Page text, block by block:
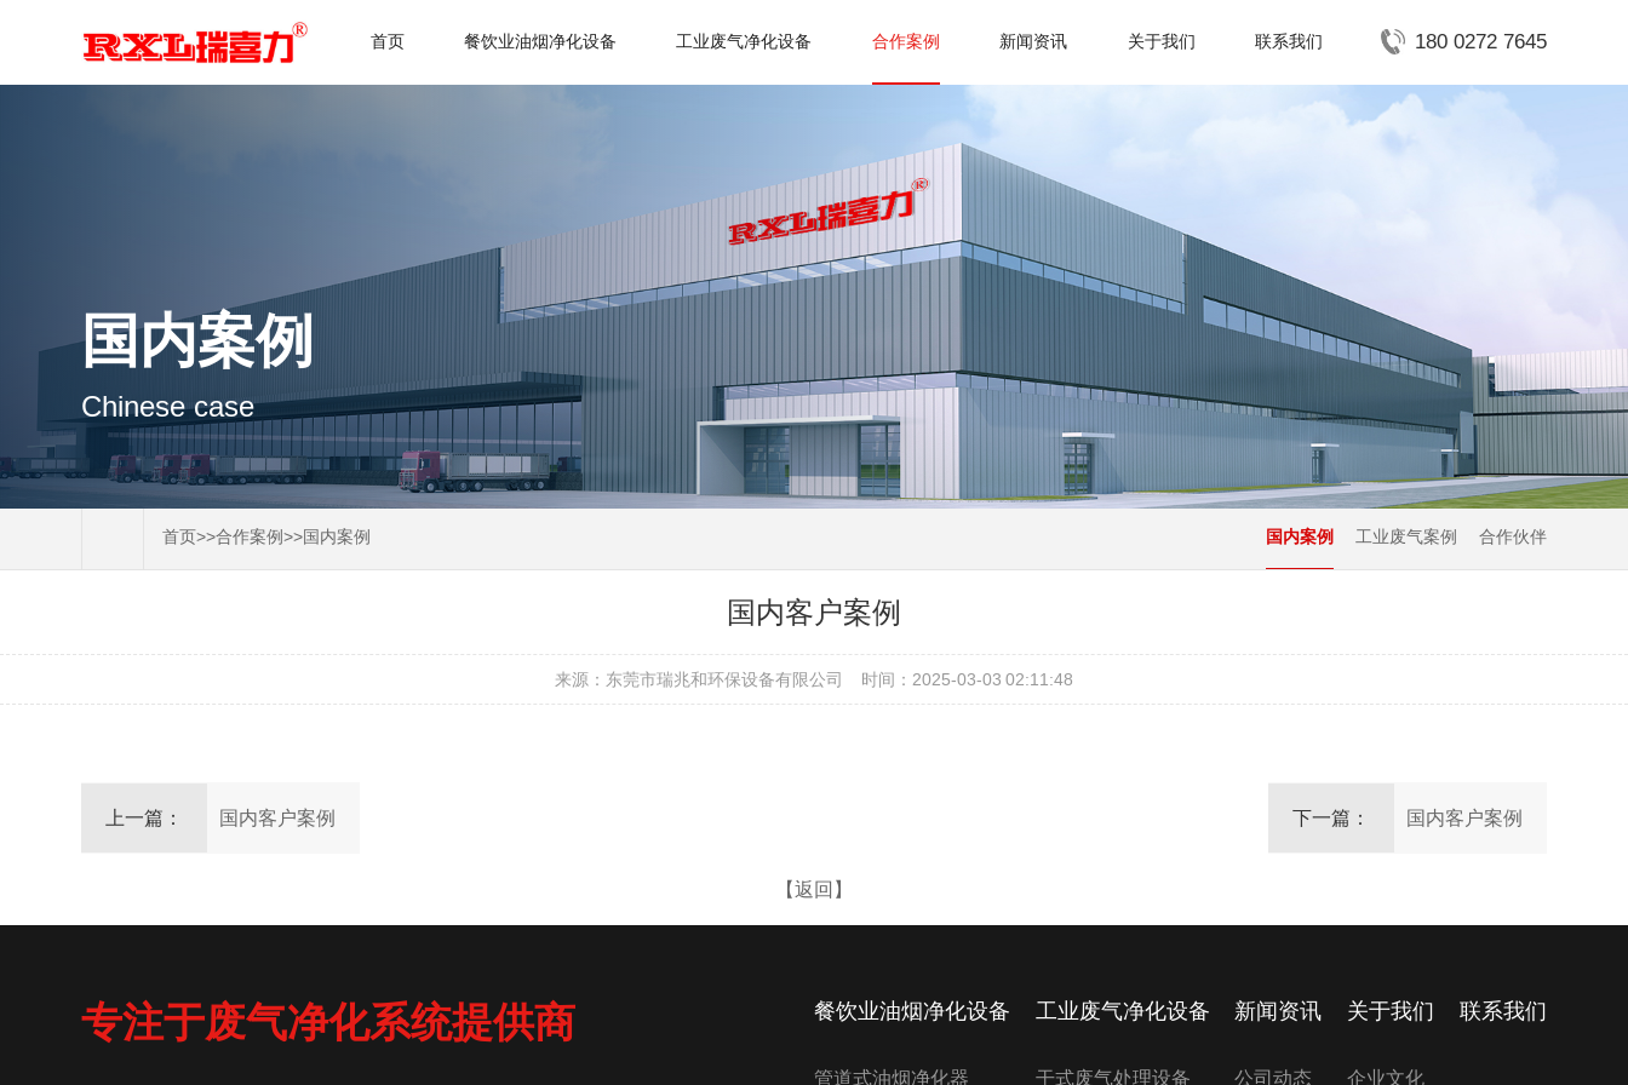
首页 餐饮业油烟净化设备 工业废气净化设备 合作案例 新闻资讯 关于我们 联系我们 180 0272 7645
国内案例
Chinese case
首页>>合作案例>> 国内案例 国内案例 工业废气案例 合作伙伴
国内客户案例
来源：东莞市瑞兆和环保设备有限公司 时间：2025-03-03 02:11:48
上一篇： 国内客户案例 下一篇： 国内客户案例
【返回】
专注于废气净化系统提供商 餐饮业油烟净化设备
管道式油烟净化器
工业废气净化设备
干式废气处理设备
新闻资讯
公司动态
关于我们
企业文化
联系我们